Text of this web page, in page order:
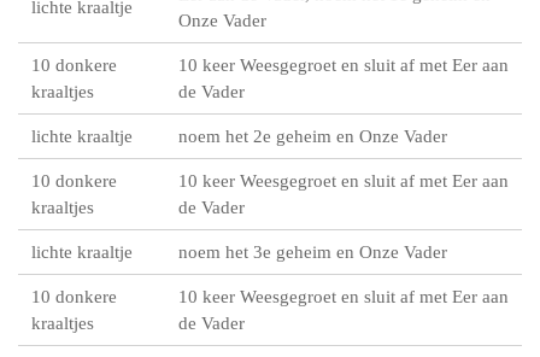
lichte kraaltje
Onze Vader
10 donkere
kraaltjes
10 keer Weesgegroet en sluit af met Eer aan
de Vader
lichte kraaltje noem het 2e geheim en Onze Vader
10 donkere
kraaltjes
10 keer Weesgegroet en sluit af met Eer aan
de Vader
lichte kraaltje noem het 3e geheim en Onze Vader
10 donkere
kraaltjes
10 keer Weesgegroet en sluit af met Eer aan
de Vader